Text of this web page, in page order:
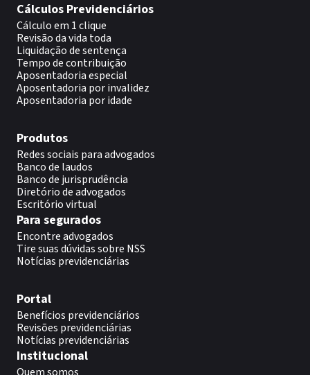
Cálculos Previdenciários
Cálculo em 1 clique
Revisão da vida toda
Liquidação de sentença
Tempo de contribuição
Aposentadoria especial
Aposentadoria por invalidez
Aposentadoria por idade
Produtos
Redes sociais para advogados
Banco de laudos
Banco de jurisprudência
Diretório de advogados
Escritório virtual
Para segurados
Encontre advogados
Tire suas dúvidas sobre NSS
Notícias previdenciárias
Portal
Benefícios previdenciários
Revisões previdenciárias
Notícias previdenciárias
Institucional